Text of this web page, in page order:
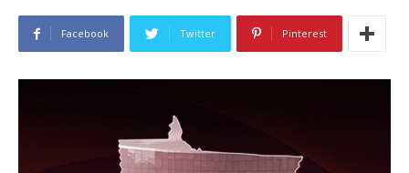
Facebook Twitter Pinterest